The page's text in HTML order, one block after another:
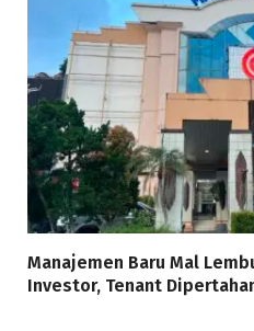
Manajemen Baru Mal
Investor, Tenant